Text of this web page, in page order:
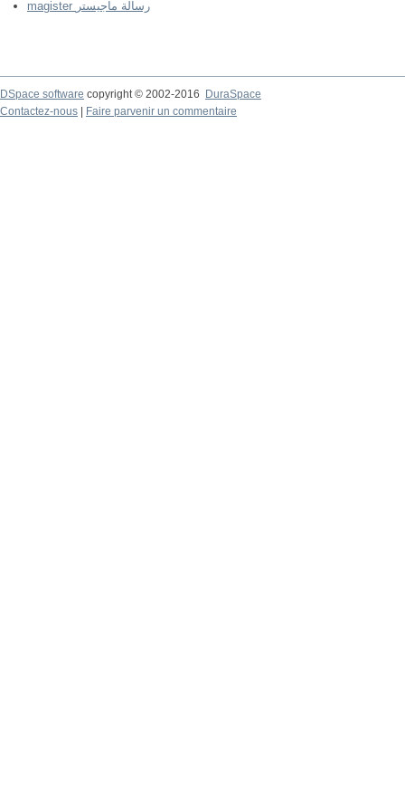
magister رسالة ماجيستر
DSpace software copyright © 2002-2016
DuraSpace
Contactez-nous
Faire parvenir un commentaire